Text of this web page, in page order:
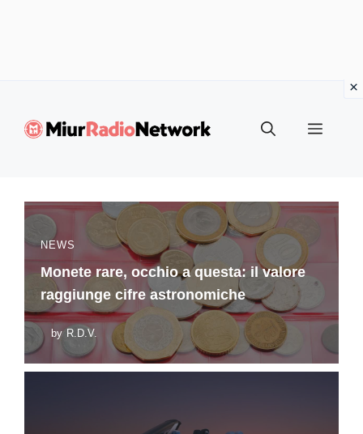
Menu
NEWS
Monete rare, occhio a questa: il valore
raggiunge cifre astronomiche
by R.D.V.